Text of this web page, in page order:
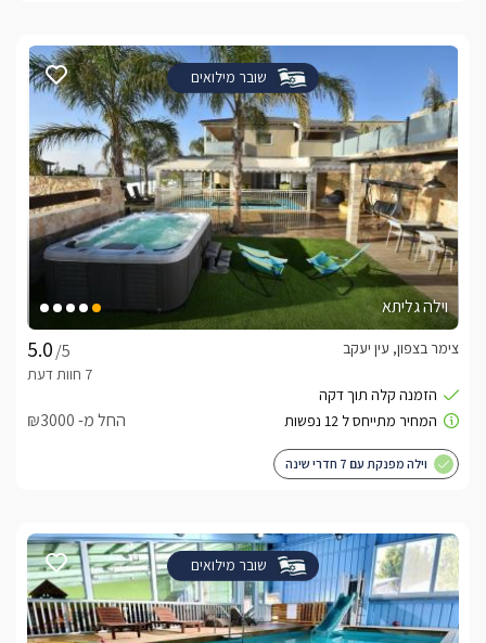
שובר מילואים
וילה גליתא
/5
צימר בצפון, עין יעקב
החל מ- ₪3000
וילה מפנקת עם 7 חדרי שינה
שובר מילואים